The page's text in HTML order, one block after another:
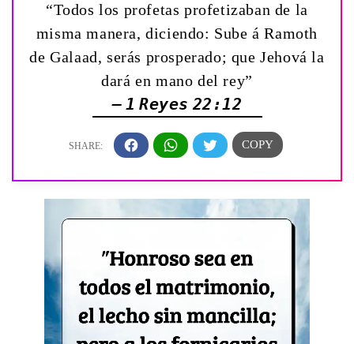
“Todos los profetas profetizaban de la
misma manera, diciendo: Sube á Ramoth
de Galaad, serás prosperado; que Jehová la
dará en mano del rey”
— 1 Reyes 22:12